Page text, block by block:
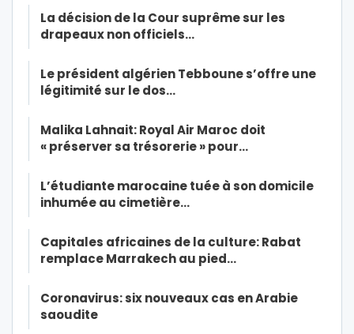
La décision de la Cour suprême sur les
drapeaux non officiels…
Le président algérien Tebboune s’offre une
légitimité sur le dos…
Malika Lahnait: Royal Air Maroc doit
« préserver sa trésorerie » pour…
L’étudiante marocaine tuée à son domicile
inhumée au cimetière…
Capitales africaines de la culture: Rabat
remplace Marrakech au pied…
Coronavirus: six nouveaux cas en Arabie
saoudite